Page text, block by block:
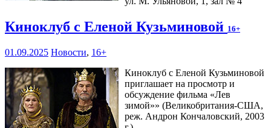
Киноклуб с Еленой Кузьминовой 16+
01.09.2025 Новости, 16+
Киноклуб с Еленой Кузьминовой
приглашает на просмотр и
обсуждение фильма «Лев
зимой»» (Великобритания-США,
реж. Андрон Кончаловский, 2003